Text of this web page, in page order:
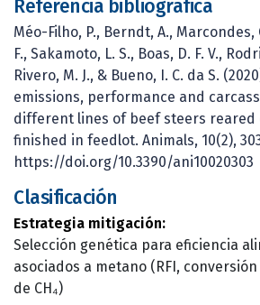
Referencia bibliográfica
Méo-Filho, P., Berndt, A., Marcondes,
F., Sakamoto, L. S., Boas, D. F. V.,
Rivero, M. J., & Bueno, I. C. da S.
emissions, performance and
different lines of beef steers reared
finished in feedlot. Animals, 10(2),
https://doi.org/10.3390/ani10020303
Clasificación
Estrategia mitigación:
Selección genética para eficiencia
asociados a metano (RFI,
de CH₄)